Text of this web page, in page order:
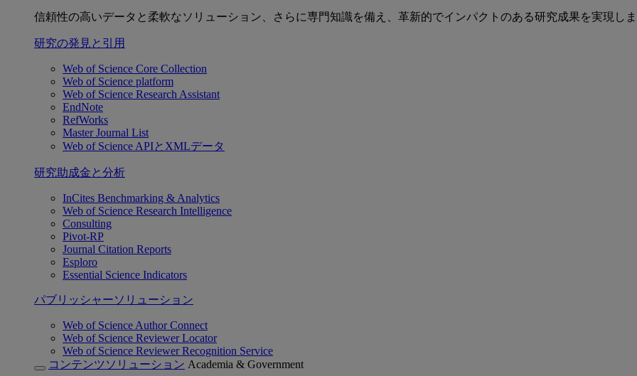
信頼性の高いデータと柔軟なソリューション、さらに専門知識を備え、革新的でインパクトのある研究成果を実現しま
研究の発見と引用
Web of Science Core Collection
Web of Science platform
Web of Science Research Assistant
EndNote
RefWorks
Master Journal List
Web of Science APIとXMLデータ
研究助成金と分析
InCites Benchmarking & Analytics
Web of Science Research Intelligence
Consulting
Pivot-RP
Journal Citation Reports
Esploro
Essential Science Indicators
パブリッシャーソリューション
Web of Science Author Connect
Web of Science Reviewer Locator
Web of Science Reviewer Recognition Service
コンテンツソリューション Academia & Government